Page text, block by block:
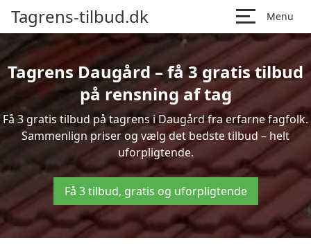
Tagrens-tilbud.dk Menu
Tagrens Daugård – få 3 gratis tilbud
på rensning af tag
Få 3 gratis tilbud på tagrens i Daugård fra erfarne fagfolk.
Sammenlign priser og vælg det bedste tilbud – helt
uforpligtende.
Få 3 tilbud, gratis og uforpligtende